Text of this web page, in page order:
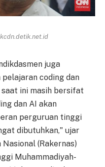
juga
coding dan
saat ini masih bersifat
dan AI akan
perguruan tinggi
dibutuhkan," ujar
(Rakernas)
Muhammadiyah-